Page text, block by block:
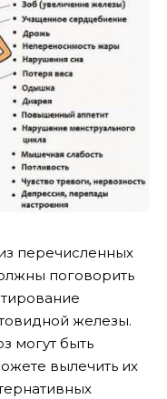
перечисленных
поговорить
железы.
могут быть
вылечить их